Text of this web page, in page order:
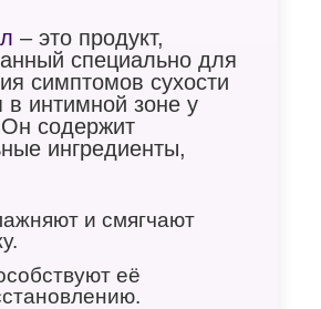
– это продукт,
специально для
симптомов сухости
в интимной зоне у
содержит
ингредиенты,
и смягчают
её